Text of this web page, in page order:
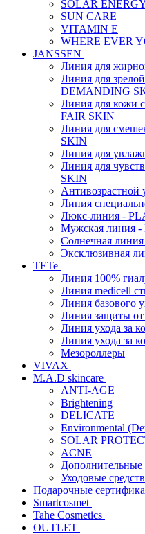
SOLAR
SUN CARE
VITAMIN E
WHERE EVER
JANSSEN
Линия для
Линия для
DEMANDING
Линия для кожи
FAIR SKIN
Линия для
SKIN
Линия для
Линия для
SKIN
Линия
Люкс-линия -
Мужская линия -
Солнечная
Эксклюзивная
TETe
Линия 100%
Линия medicell
Линия базового
Линия защиты от
Линия ухода за
Линия ухода за
Мезороллеры
VIVAX
M.A.D skincare
ANTI-AGE
Brightening
DELICATE
Environmental
SOLAR
АCNE
Дополнительные
Уходовые
Подарочные
Smartcosmet
Tahe Cosmetics
OUTLET